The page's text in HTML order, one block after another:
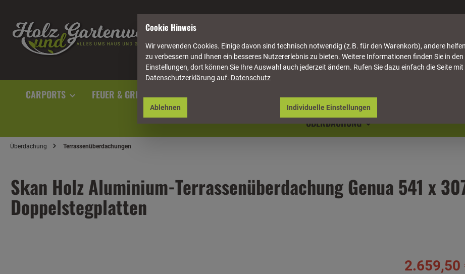
CARPORTS FEUER & GRILL GARTENAUSSTATTUNG HÄUSER & PAVILLONS
ÜBERDACHUNG
Überdachung Terrassenüberdachungen
Skan Holz Aluminium-Terrassenüberdachung Genua 541 x
Doppelstegplatten
2.659,50
Cookie Hinweis
Wir verwenden Cookies. Einige davon sind technisch notwendig (z.B. für den Warenkorb), andere
zu verbessern und Ihnen ein besseres Nutzererlebnis zu bieten. Weitere Informationen finden Sie in
Einstellungen, dort können Sie Ihre Auswahl auch jederzeit ändern. Rufen Sie dazu einfach die Seite mit
Datenschutzerklärung auf. Datenschutz
Individuelle Einstellungen
Ablehnen